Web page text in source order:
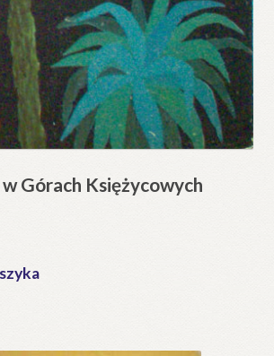
Górach Księżycowych